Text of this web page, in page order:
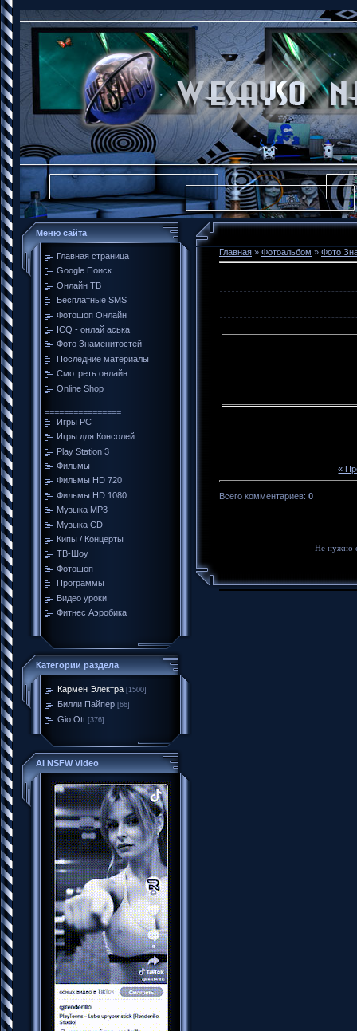
Меню сайта
Главная страница
Google Поиск
Онлайн ТВ
Бесплатные SMS
Фотошоп Онлайн
ICQ - онлай аська
Фото Знаменитостей
Последние материалы
Смотреть онлайн
Online Shop
================
Игры PC
Игры для Консолей
Play Station 3
Фильмы
Фильмы HD 720
Фильмы HD 1080
Музыка MP3
Музыка CD
Кипы / Концерты
ТВ-Шоу
Фотошоп
Программы
Видео уроки
Фитнес Аэробика
Категории раздела
Кармен Электра [1500]
Билли Пайпер [66]
Gio Ott [376]
AI NSFW Video
Главная » Фотоальбом » Фото
«
Всего комментариев: 0
Не нужно